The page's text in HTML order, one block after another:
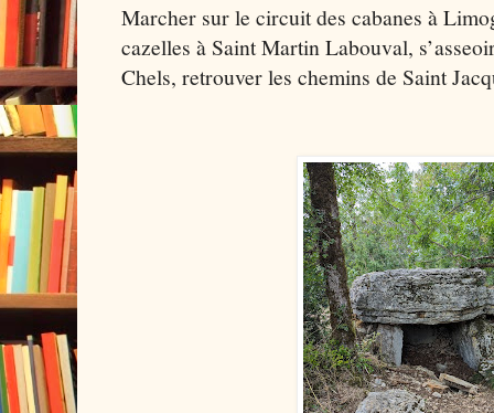
Marcher sur le circuit des cabanes à
cazelles à Saint Martin Labouval,
Chels, retrouver les chemins de Saint